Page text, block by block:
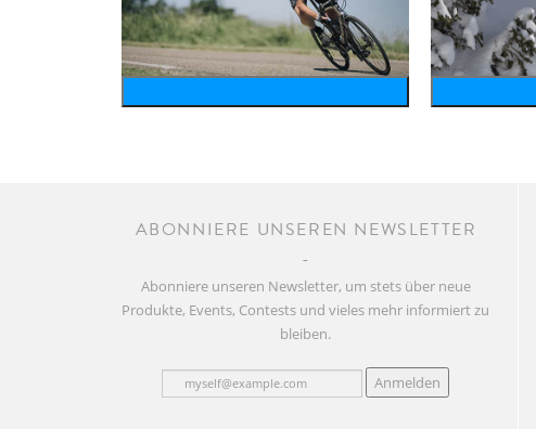
ABONNIERE UNSEREN NEWSLETTER
Abonniere unseren Newsletter, um stets über neue
Produkte, Events, Contests und vieles mehr informiert zu
bleiben.
Anmelden